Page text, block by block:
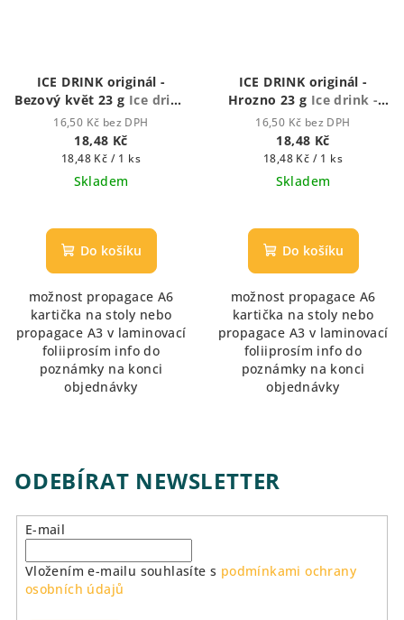
ICE DRINK originál -
Bezový květ 23 g Ice drink
- ledový nápoj
16,50 Kč bez DPH
18,48 Kč
Měrná
cena:
18,48 Kč / 1 ks
Skladem
hodnocení
produktu
z
5
hvězdiček.
Do košíku
možnost propagace A6
kartička na stoly nebo
propagace A3 v laminovací
foliiprosím info do
poznámky na konci
objednávky
ICE DRINK originál -
Hrozno 23 g Ice drink -
ledový nápoj
16,50 Kč bez DPH
18,48 Kč
Měrná
cena:
18,48 Kč / 1 ks
Skladem
Do košíku
možnost propagace A6
kartička na stoly nebo
propagace A3 v laminovací
foliiprosím info do
poznámky na konci
objednávky
ODEBÍRAT NEWSLETTER
E-mail
Vložením e-mailu souhlasíte s podmínkami ochrany
osobních údajů